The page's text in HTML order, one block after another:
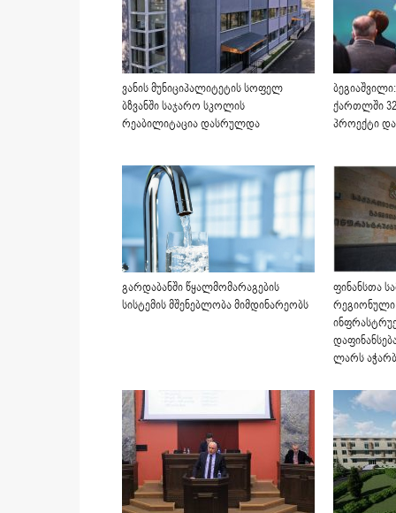
ვანის მუნიციპალიტეტის სოფელ
ბზვანში საჯარო სკოლის
რეაბილიტაცია დასრულდა
ქართლში
პროექტი
გარდაბანში წყალმომარაგების
სისტემის მშენებლობა მიმდინარეობს
ფინანსთა
რეგიონული
ლარს